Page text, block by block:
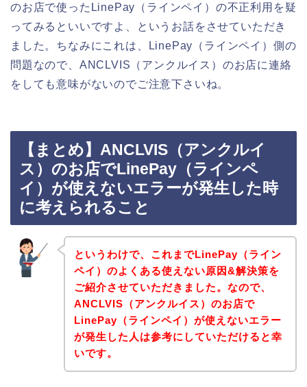
のお店で使ったLinePay（ラインペイ）の不正利用を疑
ってみるといいですよ、というお話をさせていただき
ました。ちなみにこれは、LinePay（ラインペイ）側の
問題なので、ANCLVIS（アンクルイス）のお店に連絡
をしても意味がないのでご注意下さいね。
【まとめ】ANCLVIS（アンクルイ
ス）のお店でLinePay（ラインペ
イ）が使えないエラーが発生した時
に考えられること
というわけで、これまでLinePay（ライン
ペイ）のよくある使えない原因&解決策を
ご紹介させていただきました。なので、
ANCLVIS（アンクルイス）のお店で
LinePay（ラインペイ）が使えないエラー
が発生した人は参考にしていただけると幸
いです。